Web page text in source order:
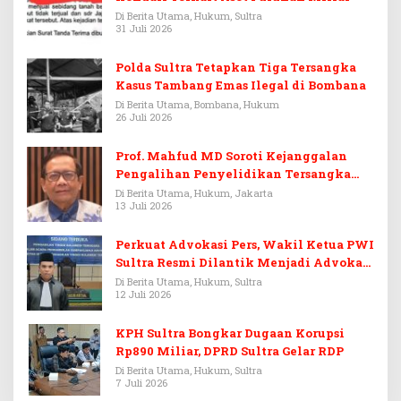
Di Berita Utama, Hukum, Sultra
31 Juli 2026
Polda Sultra Tetapkan Tiga Tersangka
Kasus Tambang Emas Ilegal di Bombana
Di Berita Utama, Bombana, Hukum
26 Juli 2026
Prof. Mahfud MD Soroti Kejanggalan
Pengalihan Penyelidikan Tersangka
Febrie Adriansyah
Di Berita Utama, Hukum, Jakarta
13 Juli 2026
Perkuat Advokasi Pers, Wakil Ketua PWI
Sultra Resmi Dilantik Menjadi Advokat
PERADI
Di Berita Utama, Hukum, Sultra
12 Juli 2026
KPH Sultra Bongkar Dugaan Korupsi
Rp890 Miliar, DPRD Sultra Gelar RDP
Di Berita Utama, Hukum, Sultra
7 Juli 2026